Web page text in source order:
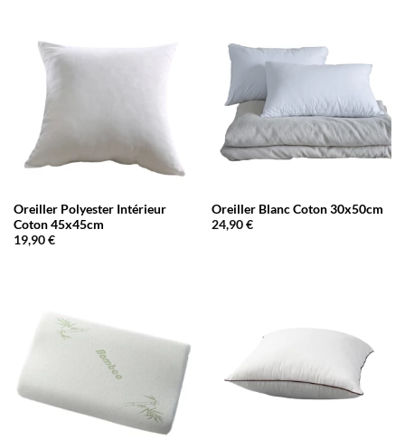
Oreiller Polyester Intérieur
Coton 45x45cm
19,90€
Oreiller Blanc Coton 30x50cm
24,90€